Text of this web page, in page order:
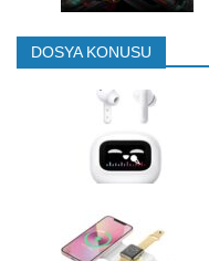
DOSYA KONUSU